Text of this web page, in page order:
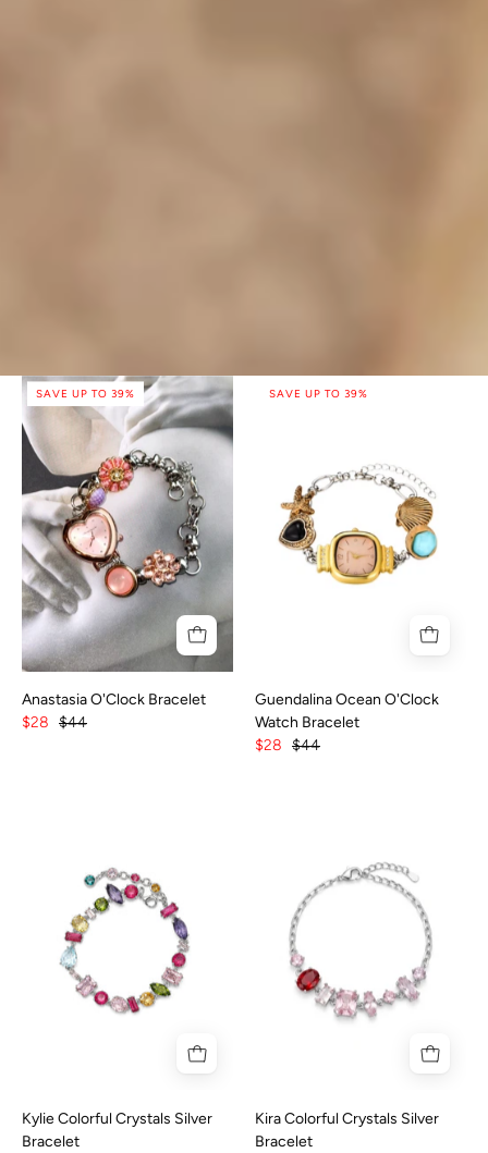
SAVE UP TO 39%
Anastasia O'Clock Bracelet
$28 $44
SAVE UP TO 39%
Guendalina Ocean O'Clock
Watch Bracelet
$28 $44
Kylie Colorful Crystals Silver
Bracelet
Kira Colorful Crystals Silver
Bracelet